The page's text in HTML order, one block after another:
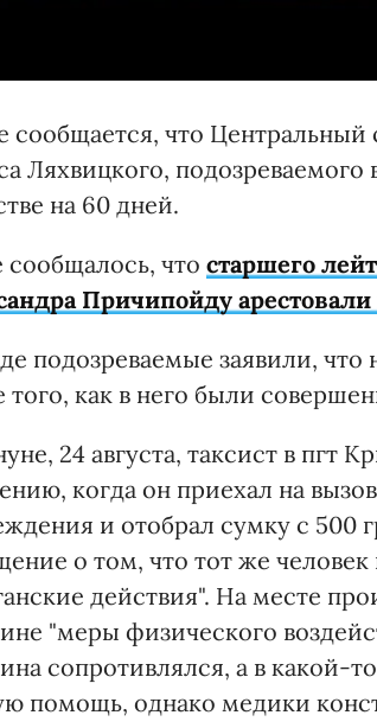
сообщается, что Центральный
Ляхвицкого,
на 60 дней.
сообщалось, что старшего
Причипойду
подозреваемые заявили,
того, как в него были
24 августа, таксист в пгт
когда он приехал на
и отобрал сумку с 500
о том, что тот же
действия". На месте
"меры физического
сопротивлялся, а в какой-
помощь, однако медики